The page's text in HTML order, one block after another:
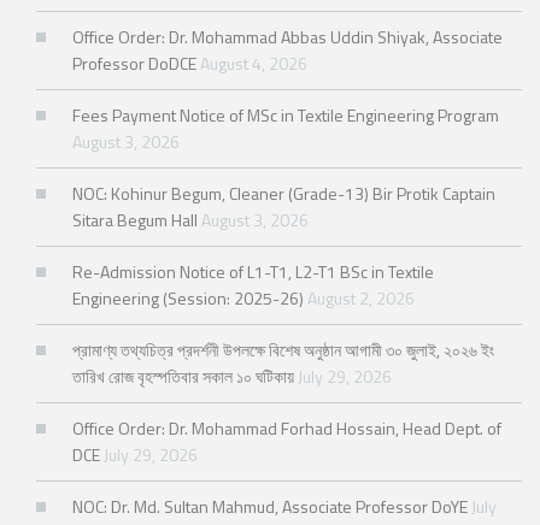
Office Order: Dr. Mohammad Abbas Uddin Shiyak, Associate
Professor DoDCEAugust 4, 2026
Fees Payment Notice of MSc in Textile Engineering Program
August 3, 2026
NOC: Kohinur Begum, Cleaner (Grade-13) Bir Protik Captain
Sitara Begum HallAugust 3, 2026
Re-Admission Notice of L1-T1, L2-T1 BSc in Textile
Engineering (Session: 2025-26)August 2, 2026
প্রামাণ্য তথ্যচিত্র প্রদর্শনী উপলক্ষে বিশেষ অনুষ্ঠান আগামী ৩০ জুলাই, ২০২৬ ইং
তারিখ রোজ বৃহস্পতিবার সকাল ১০ ঘটিকায় July 29, 2026
Office Order: Dr. Mohammad Forhad Hossain, Head Dept. of
DCE July 29, 2026
NOC: Dr. Md. Sultan Mahmud, Associate Professor DoYE July